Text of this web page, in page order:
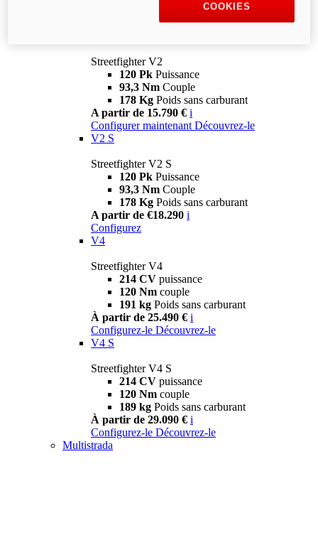
Streetfighter V2
120 Pk Puissance
93,3 Nm Couple
178 Kg Poids sans carburant
A partir de 15.790 € i
Configurer maintenant Découvrez-le
V2 S
Streetfighter V2 S
120 Pk Puissance
93,3 Nm Couple
178 Kg Poids sans carburant
A partir de €18.290 i
Configurez
V4
Streetfighter V4
214 CV puissance
120 Nm couple
191 kg Poids sans carburant
À partir de 25.490 € i
Configurez-le Découvrez-le
V4 S
Streetfighter V4 S
214 CV puissance
120 Nm couple
189 kg Poids sans carburant
À partir de 29.090 € i
Configurez-le Découvrez-le
Multistrada
COOKIES